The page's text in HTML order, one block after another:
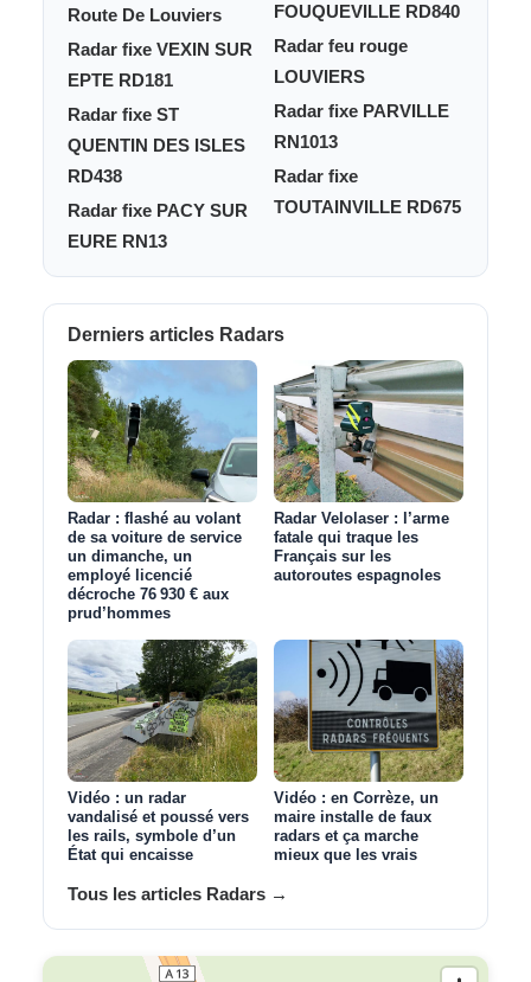
Route De Louviers
Radar fixe VEXIN SUR
EPTE RD181
Radar fixe ST
QUENTIN DES ISLES
RD438
Radar fixe PACY SUR
EURE RN13
FOUQUEVILLE RD840
Radar feu rouge
LOUVIERS
Radar fixe PARVILLE
RN1013
Radar fixe
TOUTAINVILLE RD675
Derniers articles Radars
Radar : flashé au volant
de sa voiture de service
un dimanche, un
employé licencié
décroche 76 930 € aux
prud’hommes
Radar Velolaser : l’arme
fatale qui traque les
Français sur les
autoroutes espagnoles
Vidéo : un radar
vandalisé et poussé vers
les rails, symbole d’un
État qui encaisse
Vidéo : en Corrèze, un
maire installe de faux
radars et ça marche
mieux que les vrais
Tous les articles Radars →